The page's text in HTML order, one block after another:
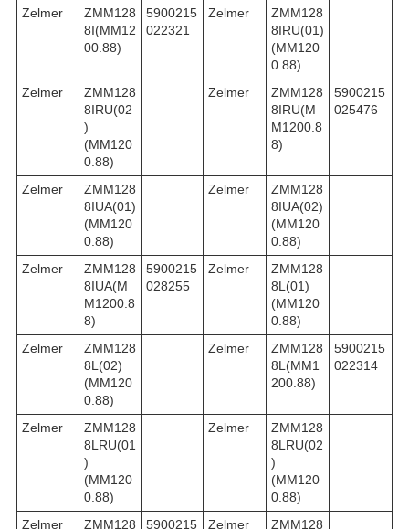
Zelmer
ZMM128
8I(MM12
00.88)
5900215
022321
Zelmer
ZMM128
8IRU(01)
(MM120
0.88)
Zelmer
ZMM128
8IRU(02
)
(MM120
0.88)
Zelmer
ZMM128
8IRU(M
M1200.8
8)
5900215
025476
Zelmer
ZMM128
8IUA(01)
(MM120
0.88)
Zelmer
ZMM128
8IUA(02)
(MM120
0.88)
Zelmer
ZMM128
8IUA(M
M1200.8
8)
5900215
028255
Zelmer
ZMM128
8L(01)
(MM120
0.88)
Zelmer
ZMM128
8L(02)
(MM120
0.88)
Zelmer
ZMM128
8L(MM1
200.88)
5900215
022314
Zelmer
ZMM128
8LRU(01
)
(MM120
0.88)
Zelmer
ZMM128
8LRU(02
)
(MM120
0.88)
Zelmer
ZMM128
5900215
Zelmer
ZMM128